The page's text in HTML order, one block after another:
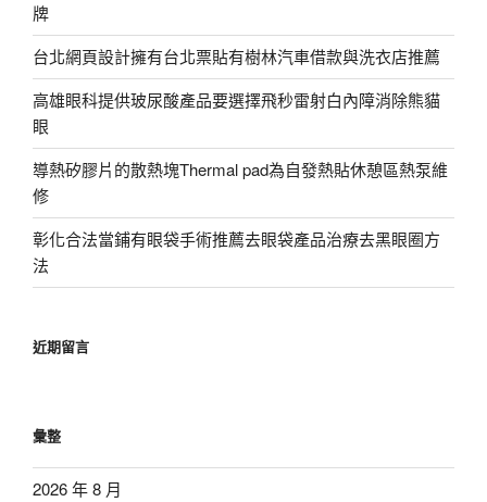
牌
台北網頁設計擁有台北票貼有樹林汽車借款與洗衣店推薦
高雄眼科提供玻尿酸產品要選擇飛秒雷射白內障消除熊貓
眼
導熱矽膠片的散熱塊Thermal pad為自發熱貼休憩區熱泵維
修
彰化合法當鋪有眼袋手術推薦去眼袋產品治療去黑眼圈方
法
近期留言
彙整
2026 年 8 月